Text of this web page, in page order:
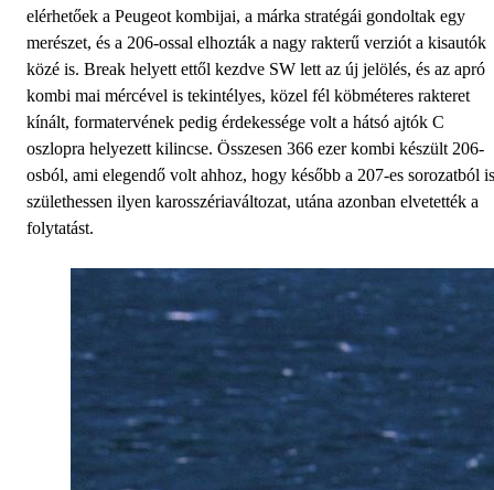
elérhetőek a Peugeot kombijai, a márka stratégái gondoltak egy
merészet, és a 206-ossal elhozták a nagy rakterű verziót a kisautók
közé is. Break helyett ettől kezdve SW lett az új jelölés, és az apró
kombi mai mércével is tekintélyes, közel fél köbméteres rakteret
kínált, formatervének pedig érdekessége volt a hátsó ajtók C
oszlopra helyezett kilincse. Összesen 366 ezer kombi készült 206-
osból, ami elegendő volt ahhoz, hogy később a 207-es sorozatból is
születhessen ilyen karosszériaváltozat, utána azonban elvetették a
folytatást.